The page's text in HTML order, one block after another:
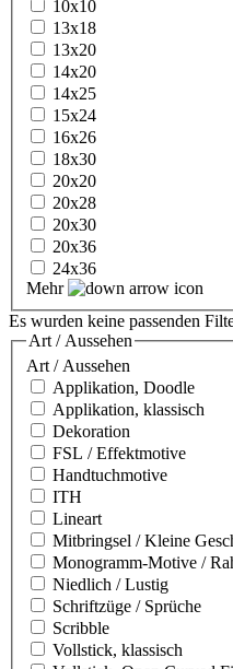
10x10
13x18
13x20
14x20
14x25
15x24
16x26
18x30
20x20
20x28
20x30
20x36
24x36
Mehr
Es wurden keine passenden
Art / Aussehen
Art / Aussehen
Applikation, Doodle
Applikation, klassisch
Dekoration
FSL / Effektmotive
Handtuchmotive
ITH
Lineart
Mitbringsel / Kleine
Monogramm-Motive /
Niedlich / Lustig
Schriftzüge / Sprüche
Scribble
Vollstick, klassisch